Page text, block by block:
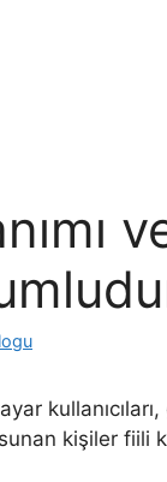
kişiler fiili